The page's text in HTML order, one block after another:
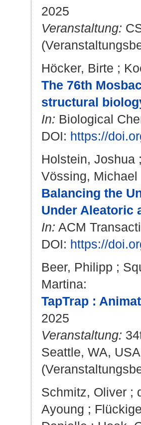
2025
Veranstaltung:
Höcker, Birte ;
The 76th
structural
In: Biological
DOI: https://
Holstein, Joshua
Vössing, Michael
Balancing the
Under Aleatoric
In: ACM
DOI: https://
Beer, Philipp ;
Martina:
TapTrap :
2025
Veranstaltung:
Seattle, WA,
Schmitz, Oliver ;
Ayoung ;